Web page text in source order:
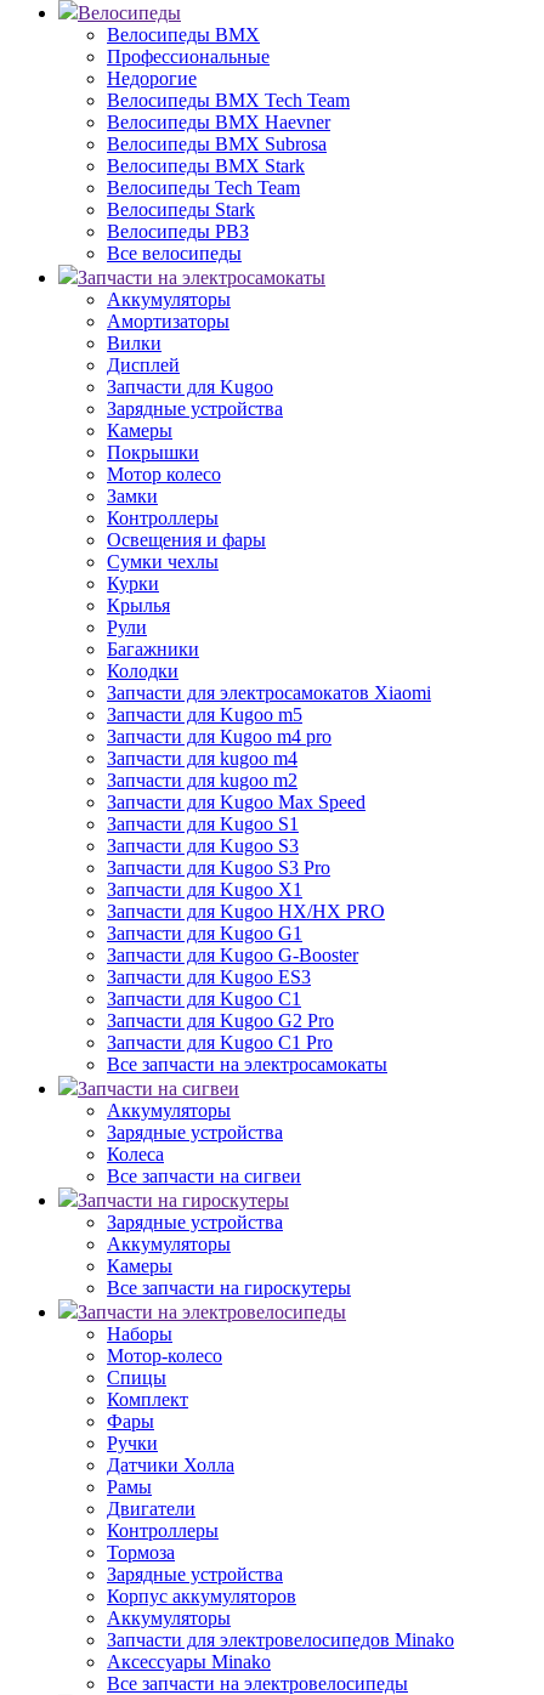
Велосипеды
Велосипеды BMX
Профессиональные
Недорогие
Велосипеды BMX Tech Team
Велосипеды BMX Haevner
Велосипеды BMX Subrosa
Велосипеды BMX Stark
Велосипеды Tech Team
Велосипеды Stark
Велосипеды РВЗ
Все велосипеды
Запчасти на электросамокаты
Аккумуляторы
Амортизаторы
Вилки
Дисплей
Запчасти для Kugoo
Зарядные устройства
Камеры
Покрышки
Мотор колесо
Замки
Контроллеры
Освещения и фары
Сумки чехлы
Курки
Крылья
Рули
Багажники
Колодки
Запчасти для электросамокатов Xiaomi
Запчасти для Kugoo m5
Запчасти для Кugoo m4 pro
Запчасти для kugoo m4
Запчасти для kugoo m2
Запчасти для Kugoo Max Speed
Запчасти для Kugoo S1
Запчасти для Kugoo S3
Запчасти для Kugoo S3 Pro
Запчасти для Kugoo X1
Запчасти для Kugoo HX/HX PRO
Запчасти для Kugoo G1
Запчасти для Kugoo G-Booster
Запчасти для Kugoo ES3
Запчасти для Kugoo C1
Запчасти для Kugoo G2 Pro
Запчасти для Kugoo C1 Pro
Все запчасти на электросамокаты
Запчасти на сигвеи
Аккумуляторы
Зарядные устройства
Колеса
Все запчасти на сигвеи
Запчасти на гироскутеры
Зарядные устройства
Аккумуляторы
Камеры
Все запчасти на гироскутеры
Запчасти на электровелосипеды
Наборы
Мотор-колесо
Спицы
Комплект
Фары
Ручки
Датчики Холла
Рамы
Двигатели
Контроллеры
Тормоза
Зарядные устройства
Корпус аккумуляторов
Аккумуляторы
Запчасти для электровелосипедов Minako
Аксессуары Minako
Все запчасти на электровелосипеды